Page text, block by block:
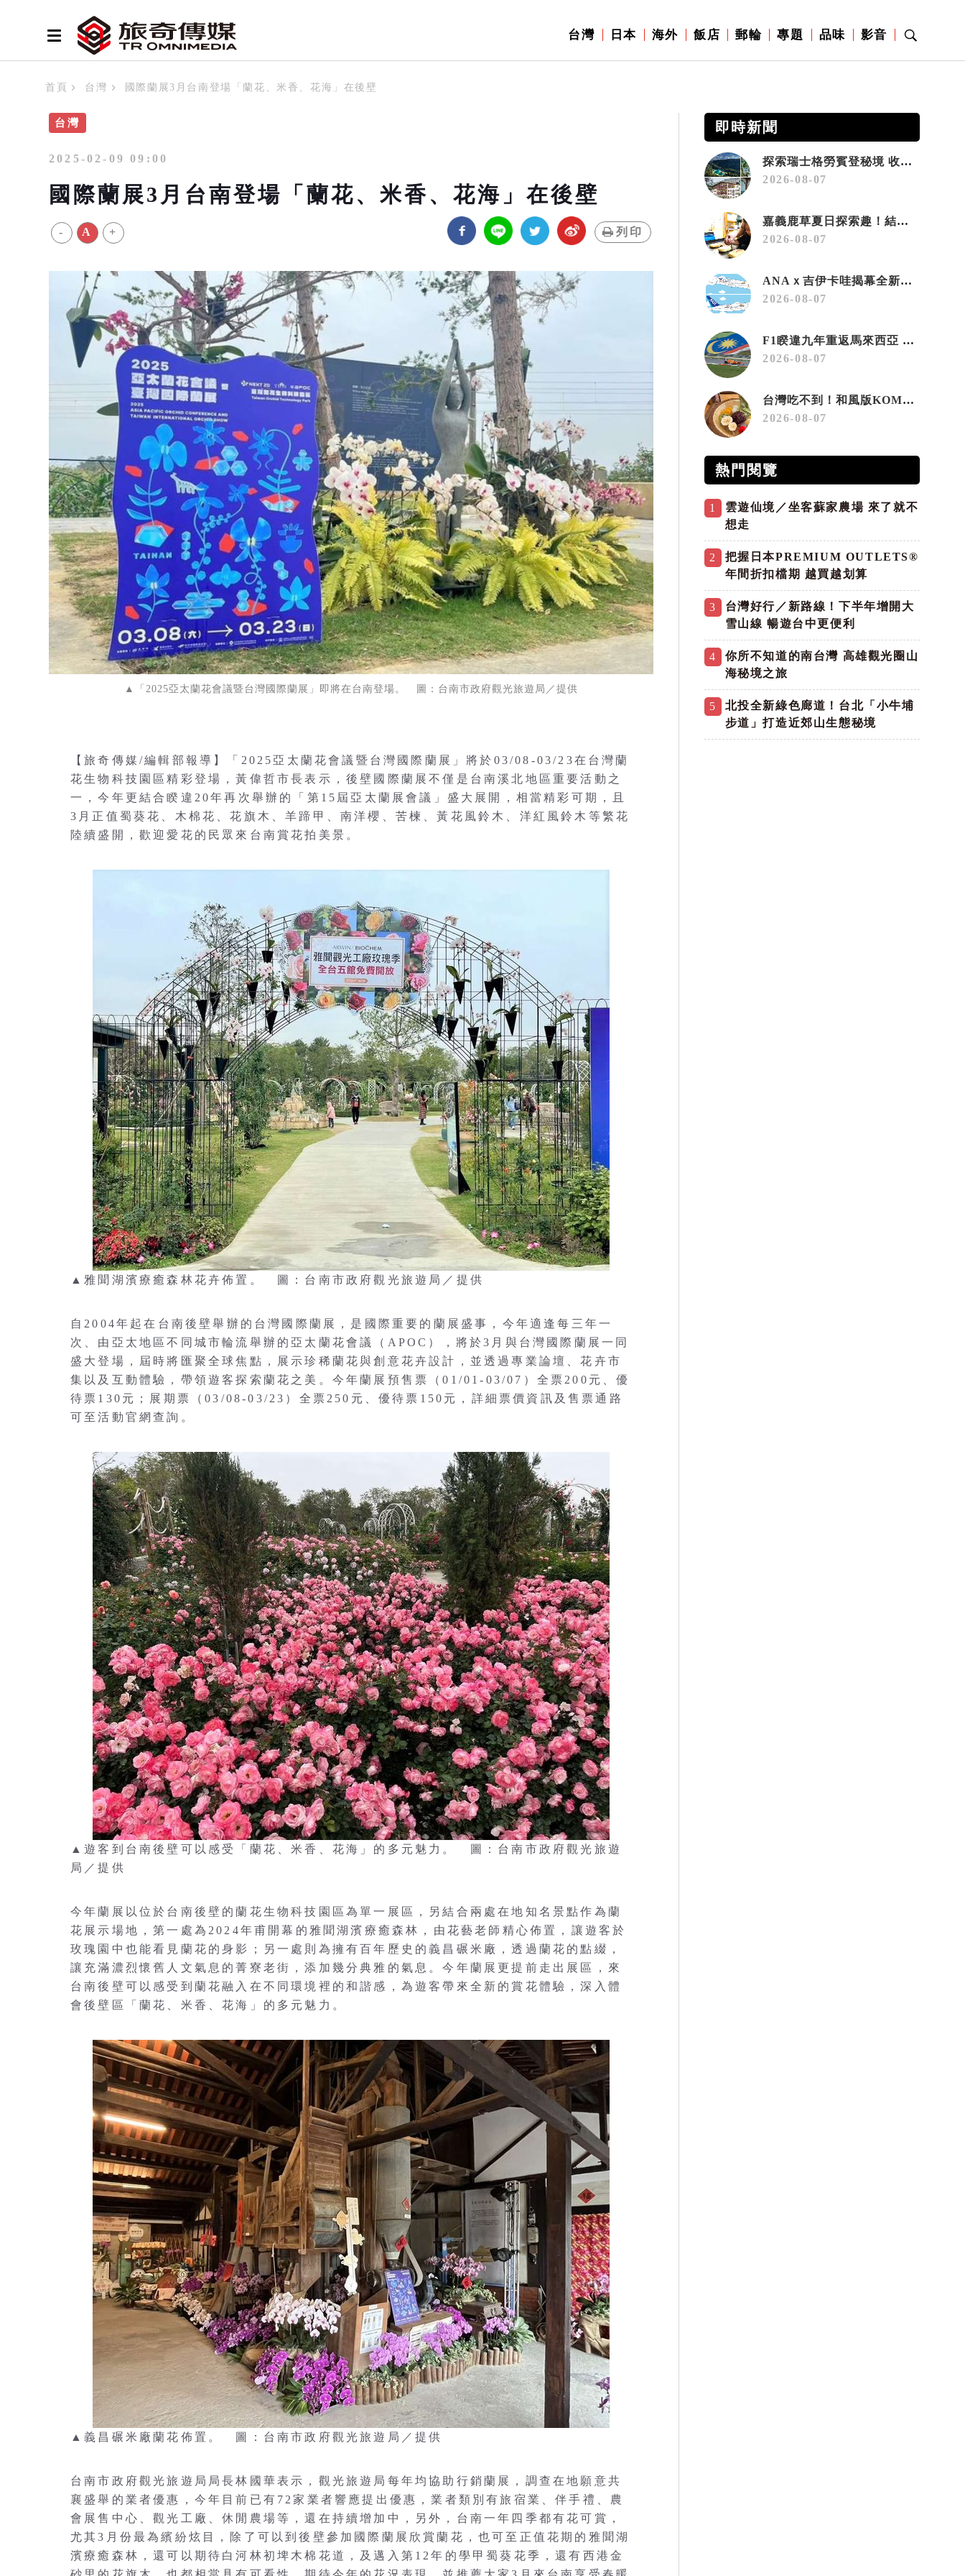
台灣 日本 海外 飯店 郵輪 專題 品味 影音
首頁 台灣 國際蘭展3月台南登場「蘭花、米香、花海」在後壁
台灣
2025-02-09 09:00
國際蘭展3月台南登場「蘭花、米香、花海」在後壁
- A + 列印
▲「2025亞太蘭花會議暨台灣國際蘭展」即將在台南登場。 圖：台南市政府觀光旅遊局／提供
【旅奇傳媒/編輯部報導】「2025亞太蘭花會議暨台灣國際蘭展」將於03/08-03/23在台灣蘭
花生物科技園區精彩登場，黃偉哲市長表示，後壁國際蘭展不僅是台南溪北地區重要活動之
一，今年更結合睽違20年再次舉辦的「第15屆亞太蘭展會議」盛大展開，相當精彩可期，且
3月正值蜀葵花、木棉花、花旗木、羊蹄甲、南洋櫻、苦楝、黃花風鈴木、洋紅風鈴木等繁花
陸續盛開，歡迎愛花的民眾來台南賞花拍美景。
▲雅聞湖濱療癒森林花卉佈置。 圖：台南市政府觀光旅遊局／提供
自2004年起在台南後壁舉辦的台灣國際蘭展，是國際重要的蘭展盛事，今年適逢每三年一
次、由亞太地區不同城市輪流舉辦的亞太蘭花會議（APOC），將於3月與台灣國際蘭展一同
盛大登場，屆時將匯聚全球焦點，展示珍稀蘭花與創意花卉設計，並透過專業論壇、花卉市
集以及互動體驗，帶領遊客探索蘭花之美。今年蘭展預售票（01/01-03/07）全票200元、優
待票130元；展期票（03/08-03/23）全票250元、優待票150元，詳細票價資訊及售票通路
可至活動官網查詢。
▲遊客到台南後壁可以感受「蘭花、米香、花海」的多元魅力。 圖：台南市政府觀光旅遊
局／提供
今年蘭展以位於台南後壁的蘭花生物科技園區為單一展區，另結合兩處在地知名景點作為蘭
花展示場地，第一處為2024年甫開幕的雅聞湖濱療癒森林，由花藝老師精心佈置，讓遊客於
玫瑰園中也能看見蘭花的身影；另一處則為擁有百年歷史的義昌碾米廠，透過蘭花的點綴，
讓充滿濃烈懷舊人文氣息的菁寮老街，添加幾分典雅的氣息。今年蘭展更提前走出展區，來
台南後壁可以感受到蘭花融入在不同環境裡的和諧感，為遊客帶來全新的賞花體驗，深入體
會後壁區「蘭花、米香、花海」的多元魅力。
▲義昌碾米廠蘭花佈置。 圖：台南市政府觀光旅遊局／提供
台南市政府觀光旅遊局局長林國華表示，觀光旅遊局每年均協助行銷蘭展，調查在地願意共
襄盛舉的業者優惠，今年目前已有72家業者響應提出優惠，業者類別有旅宿業、伴手禮、農
會展售中心、觀光工廠、休閒農場等，還在持續增加中，另外，台南一年四季都有花可賞，
尤其3月份最為繽紛炫目，除了可以到後壁參加國際蘭展欣賞蘭花，也可至正值花期的雅聞湖
濱療癒森林，還可以期待白河林初埤木棉花道，及邁入第12年的學甲蜀葵花季，還有西港金
即時新聞
探索瑞士格勞賓登秘境 收藏六種阿爾卑斯夏日療癒之旅
2026-08-07
嘉義鹿草夏日探索趣！結合科學、農場與自然的親子小旅行
2026-08-07
ANAｘ吉伊卡哇揭幕全新彩繪機「Chiikawa JET」
2026-08-07
F1睽違九年重返馬來西亞 三大國際賽事打造10月運動旅遊熱潮 賽車、自行車、路跑同週登場
2026-08-07
台灣吃不到！和風版KOMEDA咖啡讓你吃遍名古屋在地美食
2026-08-07
熱門閱覽
1
雲遊仙境／坐客蘇家農場 來了就不
想走
2
把握日本PREMIUM OUTLETS®
年間折扣檔期 越買越划算
3
台灣好行／新路線！下半年增開大
雪山線 暢遊台中更便利
4
你所不知道的南台灣 高雄觀光圈山
海秘境之旅
5
北投全新綠色廊道！台北「小牛埔
步道」打造近郊山生態秘境